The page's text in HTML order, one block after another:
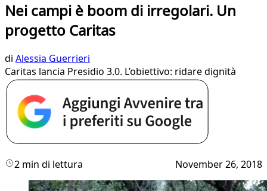
Nei campi è boom di irregolari. Un
progetto Caritas
di Alessia Guerrieri
Caritas lancia Presidio 3.0. L’obiettivo: ridare dignità
2 min di lettura November 26, 2018